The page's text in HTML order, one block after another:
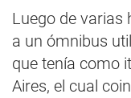
Luego de varias
a un ómnibus
que tenía como
Aires, el cual